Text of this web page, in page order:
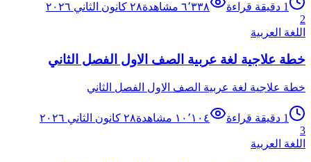
1 دقيقة قراءة ٦٬٣٣٨ مشاهدة٢٨ كانون الثاني ٢٠٢٦
2
اللغة العربية
خطة علاجية لغة عربية الصف الاول الفصل الثاني
خطة علاجية لغة عربية الصف الاول الفصل الثاني
1 دقيقة قراءة ١٠٬١٠٤ مشاهدة٢٨ كانون الثاني ٢٠٢٦
3
اللغة العربية